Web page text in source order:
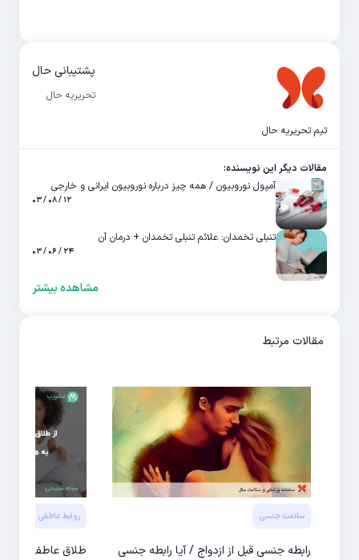
پشتیبانی حال
تحریریه حال
تیم تحریریه حال
مقالات دیگر این نویسنده:
آمپول نوروبیون / همه چیز درباره نوروبیون ایرانی و خارجی
۱۲ / ۰۸ / ۰۳
تنبلی تخمدان: علائم تنبلی تخمدان + درمان آن
۲۴ / ۰۶ / ۰۳
مشاهده بیشتر
مقالات مرتبط
سلامت جنسی
رابطه جنسی قبل از ازدواج / آیا رابطه جنسی
روابط عاطفی
طلاق عاطفی